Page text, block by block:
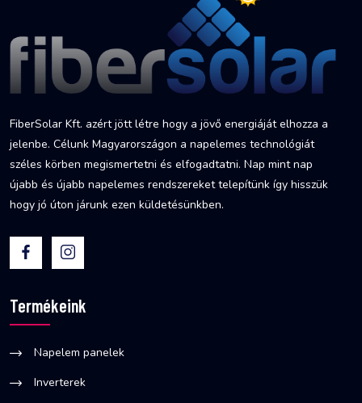
FiberSolar Kft. azért jött létre hogy a jövő energiáját elhozza a
jelenbe. Célunk Magyarországon a napelemes technológiát
széles körben megismertetni és elfogadtatni. Nap mint nap
újabb és újabb napelemes rendszereket telepítünk így hisszük
hogy jó úton járunk ezen küldetésünkben.
Termékeink
Napelem panelek
Inverterek